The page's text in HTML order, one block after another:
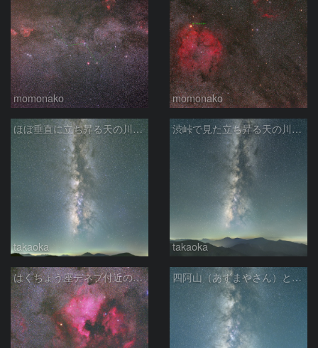
momonako momonako
ほぼ垂直に立ち昇る天の川銀河
takaoka
渋峠で見た立ち昇る天の川銀河
takaoka
はくちょう座デネブ付近の空域 260720 四阿山（あずまやさん）と立ち昇る夏の銀河